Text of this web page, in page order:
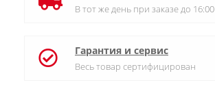
В тот же день при заказе до 16:00
Гарантия и сервис
Весь товар сертифицирован